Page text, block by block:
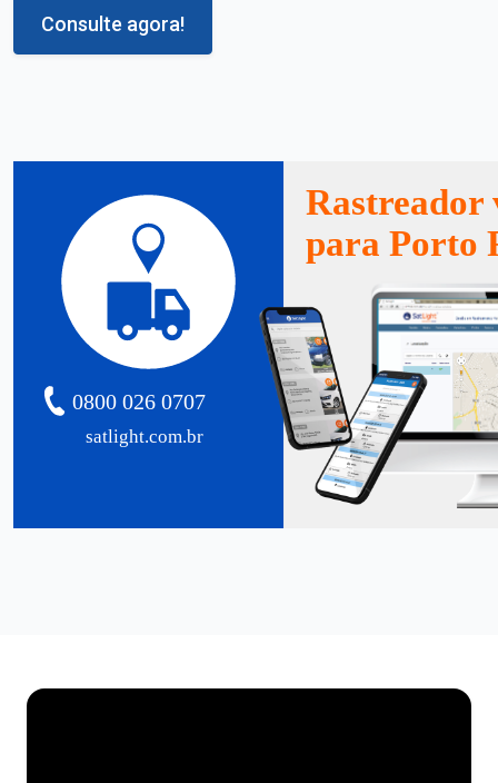
Consulte agora!
satlight.com.br
0800 026 0707
Rastreador
para Porto